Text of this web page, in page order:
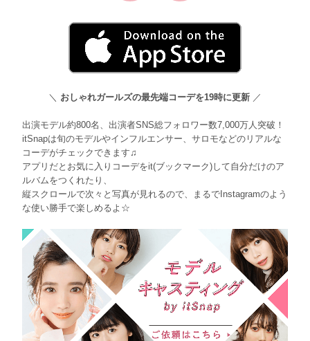
＼ おしゃれガールズの最先端コーデを19時に更新 ／
出演モデル約800名、出演者SNS総フォロワー数7,000万人突破！
itSnapは旬のモデルやインフルエンサー、サロモなどのリアルな
コーデがチェックできます♫
アプリだとお気に入りコーデをit(ブックマーク)して自分だけのア
ルバムをつくれたり、
縦スクロールで次々と写真が見れるので、まるでInstagramのよう
な使い勝手で楽しめるよ☆